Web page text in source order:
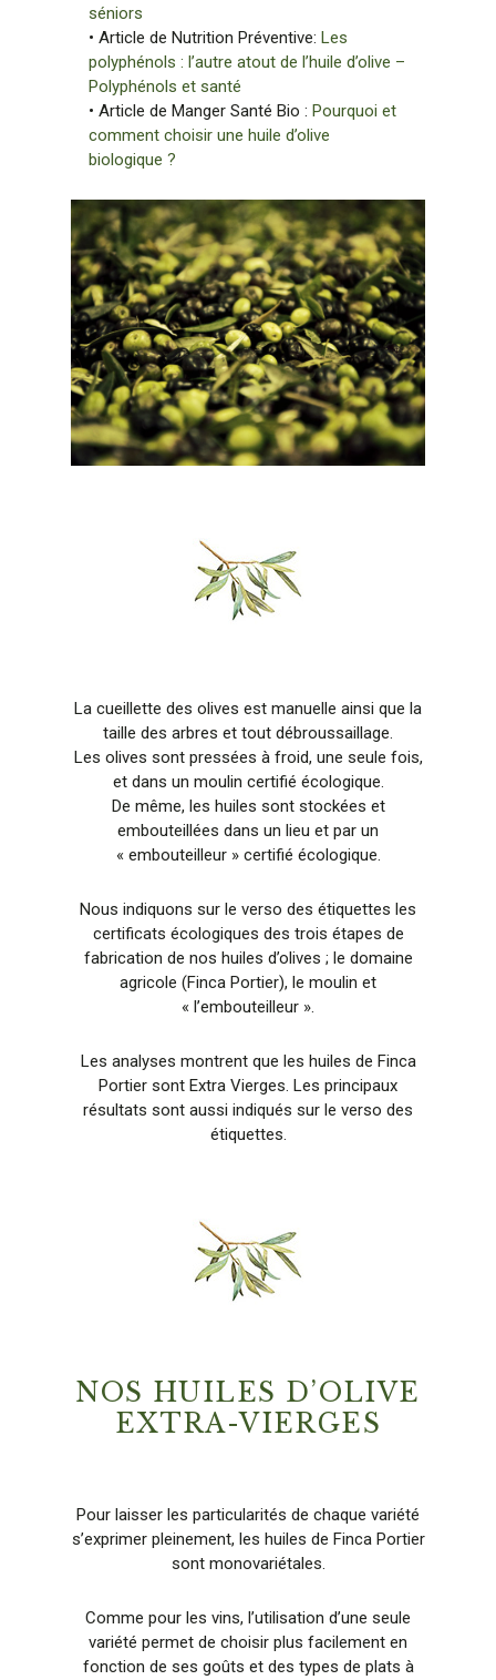
séniors
• Article de Nutrition Préventive: Les
polyphénols : l’autre atout de l’huile d’olive –
Polyphénols et santé
• Article de Manger Santé Bio : Pourquoi et
comment choisir une huile d’olive
biologique ?
La cueillette des olives est manuelle ainsi que la
taille des arbres et tout débroussaillage.
Les olives sont pressées à froid, une seule fois,
et dans un moulin certifié écologique.
De même, les huiles sont stockées et
embouteillées dans un lieu et par un
« embouteilleur » certifié écologique.
Nous indiquons sur le verso des étiquettes les
certificats écologiques des trois étapes de
fabrication de nos huiles d’olives ; le domaine
agricole (Finca Portier), le moulin et
« l’embouteilleur ».
Les analyses montrent que les huiles de Finca
Portier sont Extra Vierges. Les principaux
résultats sont aussi indiqués sur le verso des
étiquettes.
NOS HUILES D’OLIVE
EXTRA-VIERGES
Pour laisser les particularités de chaque variété
s’exprimer pleinement, les huiles de Finca Portier
sont monovariétales.
Comme pour les vins, l’utilisation d’une seule
variété permet de choisir plus facilement en
fonction de ses goûts et des types de plats à